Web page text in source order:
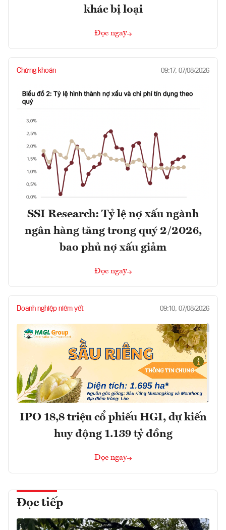
khác bị loại
Đọc ngay
Chứng khoán 09:17, 07/08/2026
SSI Research: Tỷ lệ nợ xấu ngành
ngân hàng tăng trong quý 2/2026,
bao phủ nợ xấu giảm
Đọc ngay
Doanh nghiệp niêm yết 09:10, 07/08/2026
IPO 18,8 triệu cổ phiếu HGI, dự kiến
huy động 1.139 tỷ đồng
Đọc ngay
Đọc tiếp